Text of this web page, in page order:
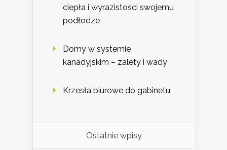
ciepła i wyrazistości swojemu
podłodze
Domy w systemie
kanadyjskim – zalety i wady
Krzesła biurowe do gabinetu
Ostatnie wpisy